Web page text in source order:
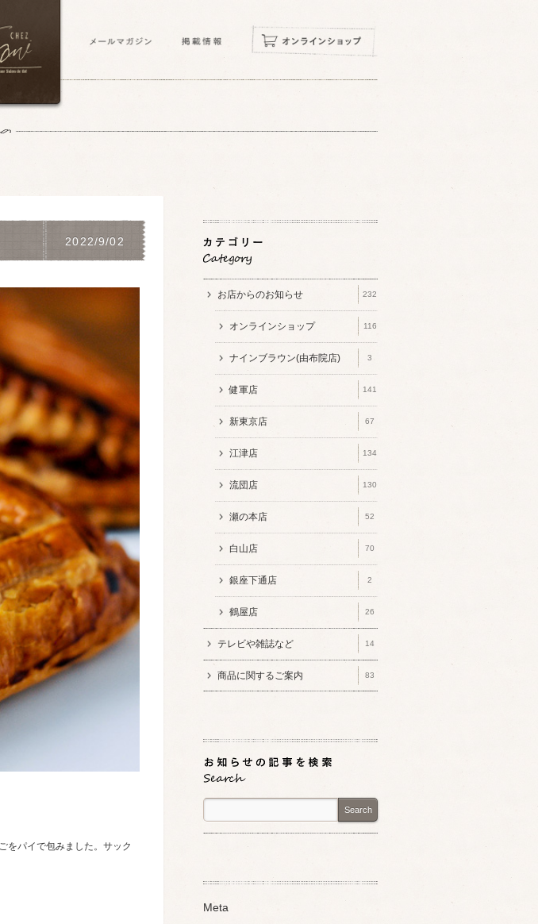
2022/9/02
をパイで包みました。サック
お店からのお知らせ 232
オンラインショップ 116
ナインブラウン(由布院店) 3
健軍店 141
新東京店 67
江津店 134
流団店 130
瀬の本店 52
白山店 70
銀座下通店 2
鶴屋店 26
テレビや雑誌など 14
商品に関するご案内 83
Search
Meta